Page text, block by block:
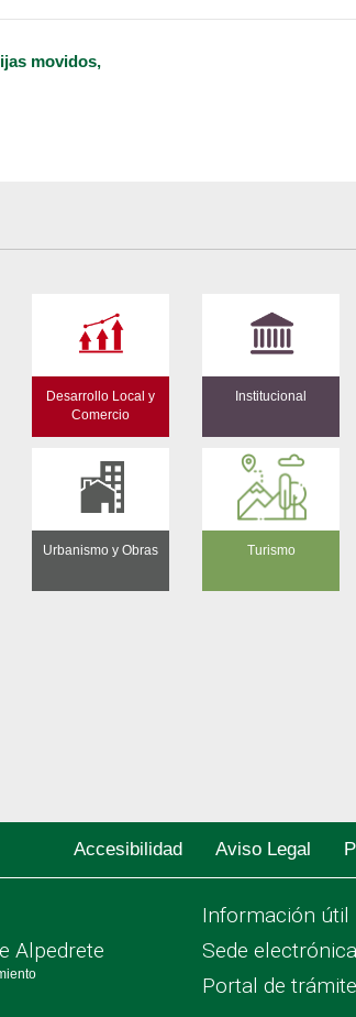
movidos,
Desarrollo Local y
Comercio
Institucional
Urbanismo y Obras Turismo
Accesibilidad Aviso Legal
Alpedrete
Información útil
Sede electrónica
Portal de